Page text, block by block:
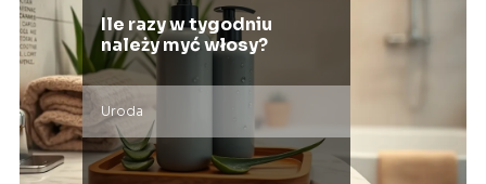
Ile razy w tygodniu
należy myć włosy?
Uroda